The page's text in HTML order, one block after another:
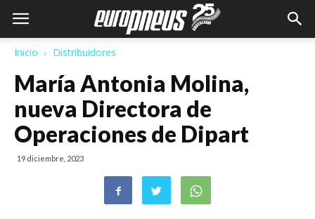
Inicio Distribuidores
María Antonia Molina,
nueva Directora de
Operaciones de Dipart
19 diciembre, 2023